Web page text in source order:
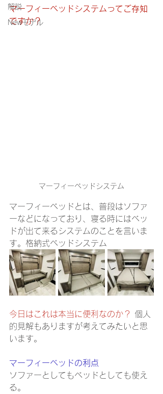
解説
Newモデル
マーフィーベッドシステムってご存知
ですか？
マーフィーベッドシステム
マーフィーベッドとは、普段はソファ
ーなどになっており、寝る時にはベッ
ドが出て来るシステムのことを言いま
す。格納式ベッドシステム
今日はこれは本当に便利なのか？
個人
的見解もありますが考えてみたいと思
います。
マーフィーベッドの利点
ソファーとしてもベッドとしても使え
る。